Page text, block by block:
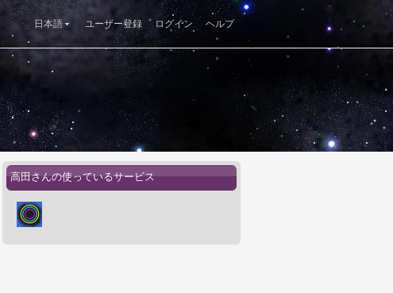
日本語 ユーザー登録 ログイン ヘルプ
高田さんの使っているサービス